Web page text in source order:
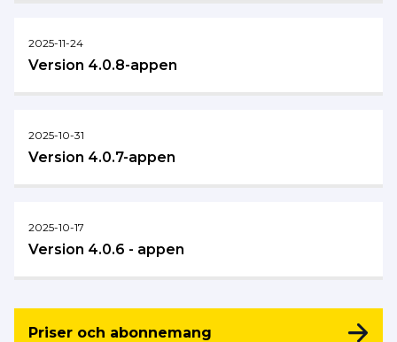
2025-11-24
Version 4.0.8-appen
2025-10-31
Version 4.0.7-appen
2025-10-17
Version 4.0.6 - appen
Priser och abonnemang